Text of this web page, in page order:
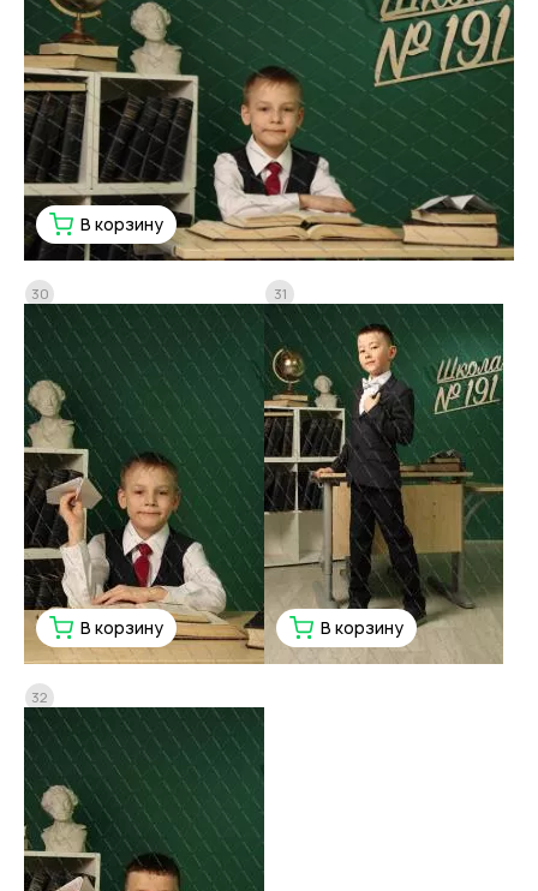
В корзину
В корзину
30
В корзину
31
32